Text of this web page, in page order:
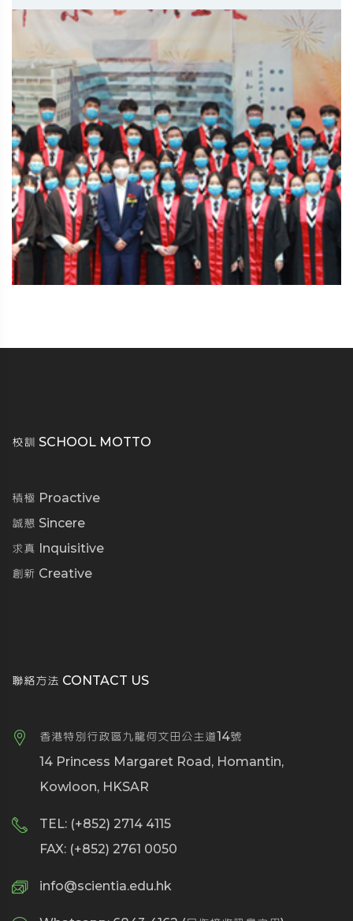
校訓 SCHOOL MOTTO
積極 Proactive
誠懇 Sincere
求真 Inquisitive
創新 Creative
聯絡方法 CONTACT US
香港特別行政區九龍何文田公主道14號
14 Princess Margaret Road, Homantin,
Kowloon, HKSAR
TEL: (+852) 2714 4115
FAX: (+852) 2761 0050
info@scientia.edu.hk